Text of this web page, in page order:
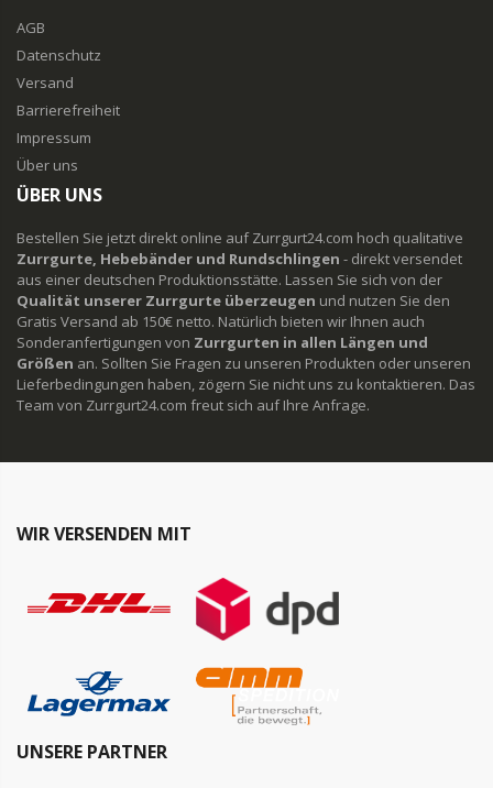
AGB
Datenschutz
Versand
Barrierefreiheit
Impressum
Über uns
ÜBER UNS
Bestellen Sie jetzt direkt online auf Zurrgurt24.com hoch qualitative
Zurrgurte, Hebebänder und Rundschlingen - direkt versendet
aus einer deutschen Produktionsstätte. Lassen Sie sich von der
Qualität unserer Zurrgurte überzeugen und nutzen Sie den
Gratis Versand ab 150€ netto. Natürlich bieten wir Ihnen auch
Sonderanfertigungen von Zurrgurten in allen Längen und
Größen an. Sollten Sie Fragen zu unseren Produkten oder unseren
Lieferbedingungen haben, zögern Sie nicht uns zu kontaktieren. Das
Team von Zurrgurt24.com freut sich auf Ihre Anfrage.
WIR VERSENDEN MIT
UNSERE PARTNER